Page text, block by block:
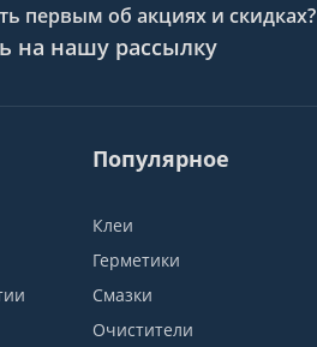
первым об акциях и скидках?
на нашу рассылку
Популярное
Клеи
Герметики
Смазки
Очистители